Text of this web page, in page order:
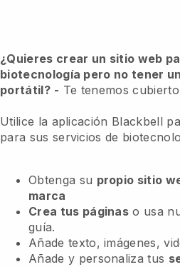
¿Quieres crear un sitio web
biotecnología pero no tener
portátil? - Te tenemos
Utilice la aplicación Blackbell
para sus servicios de
Obtenga su propio sitio
marca
Crea tus páginas o usa
guía.
Añade texto, imágenes,
Añade y personaliza tus